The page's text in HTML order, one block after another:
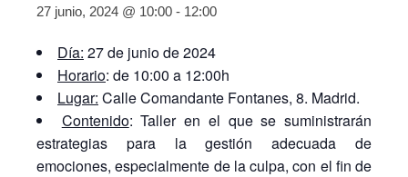
27 junio, 2024 @ 10:00 - 12:00
Día: 27 de junio de 2024
Horario: de 10:00 a 12:00h
Lugar: Calle Comandante Fontanes, 8. Madrid.
Contenido: Taller en el que se suministrarán
estrategias para la gestión adecuada de
emociones, especialmente de la culpa, con el fin de